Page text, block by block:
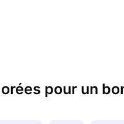
pour un